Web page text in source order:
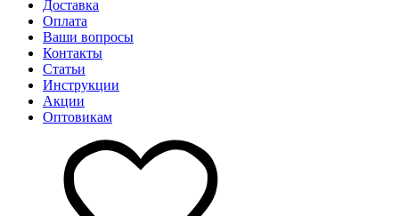
Доставка
Оплата
Ваши вопросы
Контакты
Статьи
Инструкции
Акции
Оптовикам